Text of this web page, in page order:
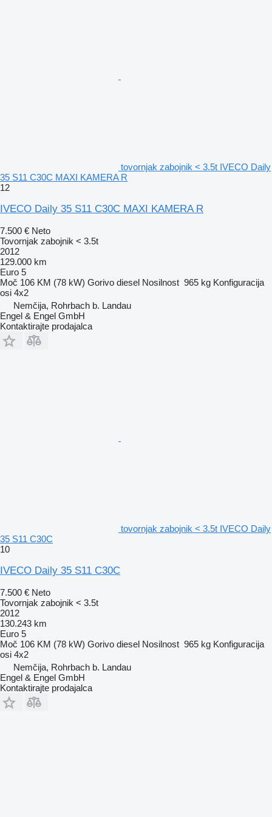
tovornjak zabojnik < 3.5t IVECO Daily
35 S11 C30C MAXI KAMERA R
12
IVECO Daily 35 S11 C30C MAXI KAMERA R
7.500 € Neto
Tovornjak zabojnik < 3.5t
2012
129.000 km
Euro 5
Moč 106 KM (78 kW) Gorivo diesel Nosilnost 965 kg Konfiguracija
osi 4x2
Nemčija, Rohrbach b. Landau
Engel & Engel GmbH
Kontaktirajte prodajalca
tovornjak zabojnik < 3.5t IVECO Daily
35 S11 C30C
10
IVECO Daily 35 S11 C30C
7.500 € Neto
Tovornjak zabojnik < 3.5t
2012
130.243 km
Euro 5
Moč 106 KM (78 kW) Gorivo diesel Nosilnost 965 kg Konfiguracija
osi 4x2
Nemčija, Rohrbach b. Landau
Engel & Engel GmbH
Kontaktirajte prodajalca